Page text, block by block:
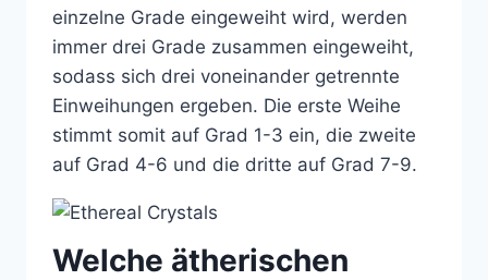
einzelne Grade eingeweiht wird, werden
immer drei Grade zusammen eingeweiht,
sodass sich drei voneinander getrennte
Einweihungen ergeben. Die erste Weihe
stimmt somit auf Grad 1-3 ein, die zweite
auf Grad 4-6 und die dritte auf Grad 7-9.
Welche ätherischen